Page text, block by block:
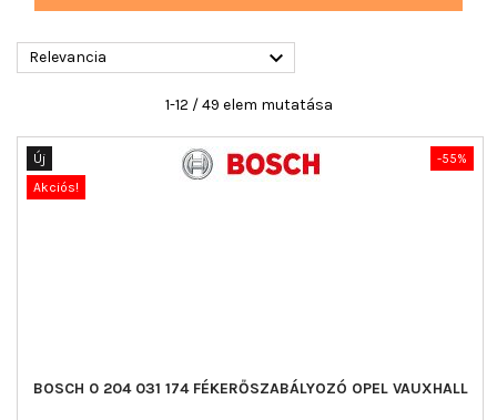
Relevancia 
1-12 / 49 elem mutatása
-55%
Új
Akciós!
BOSCH 0 204 031 174 FÉKERŐSZABÁLYOZÓ OPEL VAUXHALL